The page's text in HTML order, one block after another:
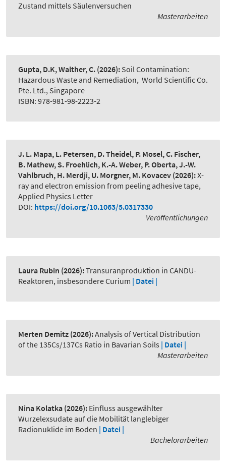
Zustand mittels Säulenversuchen
Masterarbeiten
Gupta, D.K, Walther, C. (2026): Soil Contamination:
Hazardous Waste and Remediation, World Scientific Co.
Pte. Ltd., Singapore
ISBN: 978-981-98-2223-2
J. L. Mapa, L. Petersen, D. Theidel, P. Mosel, C. Fischer,
B. Mathew, S. Froehlich, K.-A. Weber, P. Oberta, J.-W.
Vahlbruch, H. Merdji, U. Morgner, M. Kovacev (2026):X-
ray and electron emission from peeling adhesive tape,
Applied Physics Letter
DOI: https://doi.org/10.1063/5.0317330
Veröffentlichungen
Laura Rubin (2026):Transuranproduktion in CANDU-
Reaktoren, insbesondere Curium | Datei |
Merten Demitz (2026):Analysis of Vertical Distribution
of the 135Cs/137Cs Ratio in Bavarian Soils | Datei |
Masterarbeiten
Nina Kolatka (2026): Einfluss ausgewählter
Wurzelexsudate auf die Mobilität langlebiger
Radionuklide im Boden | Datei |
Bachelorarbeiten